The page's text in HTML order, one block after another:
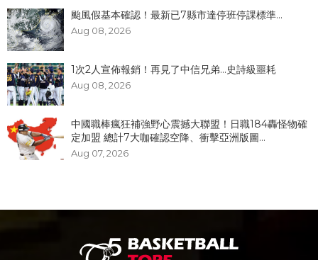
颱風假基本確認！最新已7縣市達停班停課標準...
Aug 08, 2026
1次2人宣佈報銷！再見了中信兄弟...史詩級噩耗
Aug 08, 2026
中國職棒瘋狂補強野心震撼大聯盟！日職184轟怪物確
定加盟 總計7大咖確認空降、衝擊亞洲版圖...
Aug 07, 2026